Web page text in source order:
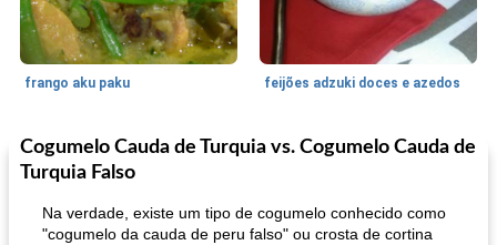
frango aku paku feijões adzuki doces e azedos
30 min
Bolos 70min
Sudoeste da Ásia (Oriente Médio)
Cogumelo Cauda de Turquia vs. Cogumelo Cauda de
Turquia Falso
Na verdade, existe um tipo de cogumelo conhecido como
"cogumelo da cauda de peru falso" ou crosta de cortina